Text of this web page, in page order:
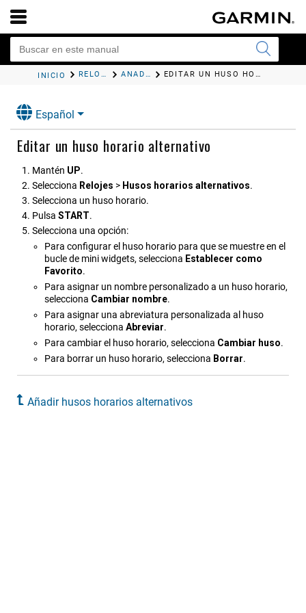
INICIO RELOJES AÑADIR HUSOS HORARIOS ALTERNATIVOS EDITAR UN HUSO HORARIO ALTERNATIVO
Español
Editar un huso horario alternativo
Mantén UP.
Selecciona Relojes > Husos horarios alternativos.
Selecciona un huso horario.
Pulsa START.
Selecciona una opción:
Para configurar el huso horario para que se muestre en el
bucle de mini widgets, selecciona Establecer como
Favorito.
Para asignar un nombre personalizado a un huso horario,
selecciona Cambiar nombre.
Para asignar una abreviatura personalizada al huso
horario, selecciona Abreviar.
Para cambiar el huso horario, selecciona Cambiar huso.
Para borrar un huso horario, selecciona Borrar.
Añadir husos horarios alternativos